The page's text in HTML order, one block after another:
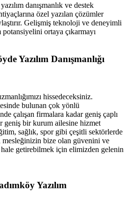
danışmanlık ve destek
özel yazılan çözümler
Gelişmiş teknoloji ve deneyimli
potansiyelini ortaya çıkarmayı
Yazılım Danışmanlığı
hissedeceksiniz.
bulunan çok yönlü
çalışan firmalara kadar geniş çaplı
geniş bir kurum ailesine hizmet
sağlık, spor gibi çeşitli sektörlerde
mesleğinizin bize olan güvenini ve
hale getirebilmek için elimizden gelenin
Yazılım